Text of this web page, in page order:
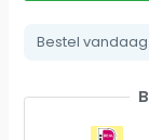
Bestel